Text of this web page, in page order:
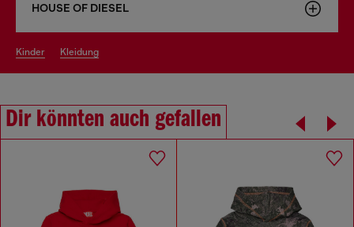
HOUSE OF DIESEL
kinder kleidung
Dir könnten auch gefallen